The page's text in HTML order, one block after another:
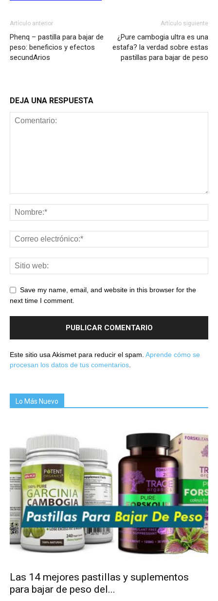
Artículo anterior
Phenq – pastilla para bajar de
peso: beneficios y efectos
secundArios
Artículo siguiente
¿Pure cambogia ultra es una
estafa? la verdad sobre estas
pastillas para bajar de peso
DEJA UNA RESPUESTA
Save my name, email, and website in this browser for the
next time I comment.
Este sitio usa Akismet para reducir el spam. Aprende cómo se
procesan los datos de tus comentarios
Lo Más Nuevo
Las 14 mejores pastillas y suplementos
para bajar de peso del...